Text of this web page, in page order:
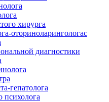
хирурга
оториноларингологас
диагностики
гепатолога
психолога